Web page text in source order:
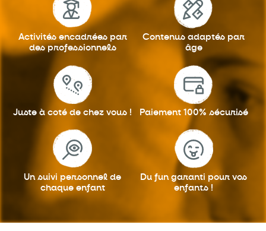
Activités encadrées par
des professionnels
Contenus adaptés par
âge
Juste à coté de chez vous ! Paiement 100% sécurisé
Un suivi personnel de
chaque enfant
Du fun garanti pour vos
enfants !